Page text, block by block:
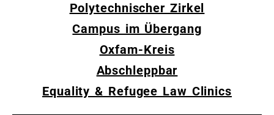
Polytechnischer Zirkel
Campus im Übergang
Oxfam-Kreis
Abschleppbar
Equality & Refugee Law Clinics